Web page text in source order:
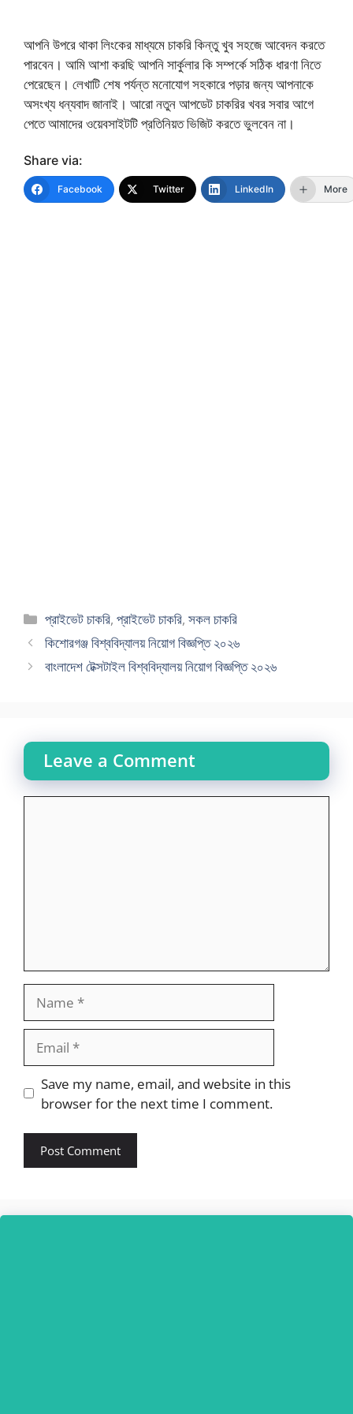
আপনি উপরে থাকা লিংকের মাধ্যমে চাকরি কিন্তু খুব সহজে আবেদন করতে
পারবেন। আমি আশা করছি আপনি সার্কুলার কি সম্পর্কে সঠিক ধারণা নিতে
পেরেছেন। লেখাটি শেষ পর্যন্ত মনোযোগ সহকারে পড়ার জন্য আপনাকে
অসংখ্য ধন্যবাদ জানাই। আরো নতুন আপডেট চাকরির খবর সবার আগে
পেতে আমাদের ওয়েবসাইটটি প্রতিনিয়ত ভিজিট করতে ভুলবেন না।
Share via:
Facebook Twitter LinkedIn More
Categories
প্রাইভেট চাকরি,প্রাইভেট চাকরি,সকল চাকরি
কিশোরগঞ্জ বিশ্ববিদ্যালয় নিয়োগ বিজ্ঞপ্তি ২০২৬
বাংলাদেশ টেক্সটাইল বিশ্ববিদ্যালয় নিয়োগ বিজ্ঞপ্তি ২০২৬
Leave a Comment
Website
Save my name, email, and website in this
browser for the next time I comment.